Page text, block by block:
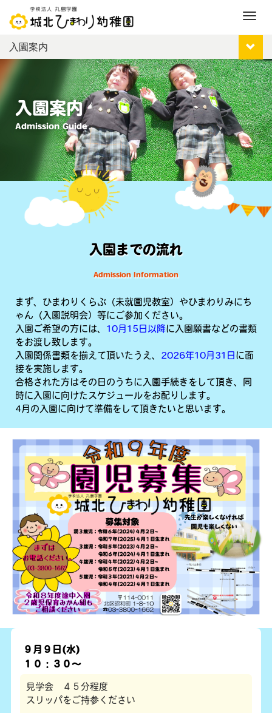
M
e
n
u
入園案内
入園案内
Admission Guide
入園までの流れ
Admission Information
まず、ひまわりくらぶ（未就園児教室）やひまわりみにち
ゃん（入園説明会）等にご参加ください。
入園ご希望の方には、 10月15日以降に入園願書などの書類
をお渡し致します。
入園関係書類を揃えて頂いたうえ、 2026年10月31日 に面
接を実施します。
合格された方はその日のうちに入園手続きをして頂き、同
時に入園に向けたスケジュールをお配りします。
4月の入園に向けて準備をして頂きたいと思います。
９月９日(水)
１０：３０～
見学会 ４５分程度
スリッパをご持参ください